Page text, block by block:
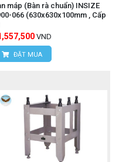
máp (Bàn rà chuẩn) INSIZE
066 (630x630x100mm , Cấp
VND
ĐẶT MUA